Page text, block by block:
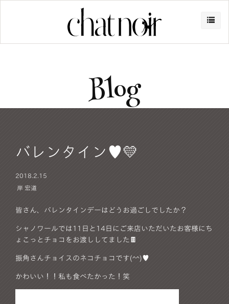
Blog
バレンタイン♥️💛
2018. 2.15
岸 宏道
皆さん、バレンタインデーはどうお過ごしでしたか？
シャノワールでは11日と14日にご来店いただいたお客様にち
ょこっとチョコをお渡ししてました🍫
振角さんチョイスのネコチョコです(^^)♥️
かわいい！！私も食べたかった！笑